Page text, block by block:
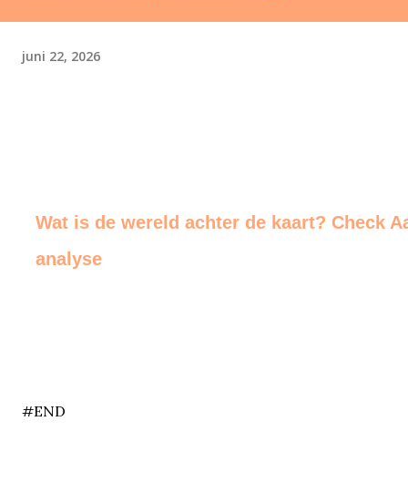
juni 22, 2026
Wat is de wereld achter de kaart? Check
analyse
#END